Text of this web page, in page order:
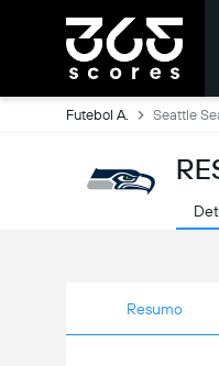
Futebol A. Seattle
Resumo